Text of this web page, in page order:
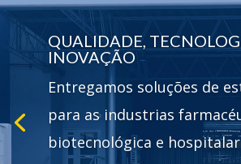
QUALIDADE,
INOVAÇÃO
Entregamos soluções de
para as industrias
biotecnológica e hospitalar
vídeo